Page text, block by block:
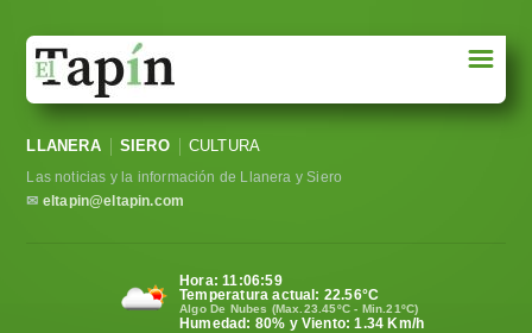
Sociedad
Política
☰
LLANERA SIERO CULTURA
Las noticias y la información de Llanera y Siero
✉ eltapin@eltapin.com
Hora:11:07:00
Temperatura actual: 22.56°C
Algo De Nubes (Max.23.45ºC - Min.21ºC)
Humedad: 80% y Viento: 1.34 Km/h